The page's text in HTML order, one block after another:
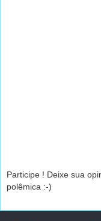
Participe ! Deixe sua
polêmica :-)